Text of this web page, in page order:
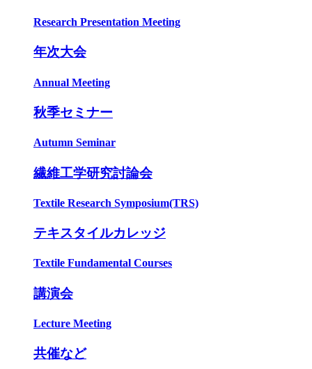
Research Presentation Meeting
年次大会
Annual Meeting
秋季セミナー
Autumn Seminar
繊維工学研究討論会
Textile Research Symposium(TRS)
テキスタイルカレッジ
Textile Fundamental Courses
講演会
Lecture Meeting
共催など